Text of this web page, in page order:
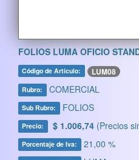
FOLIOS LUMA OFICIO
Código de Artículo: LUM08
Rubro: COMERCIAL
Sub Rubro: FOLIOS
Precio: $ 1.006,74 (Precios
Porcentaje de Iva: 21,00 %